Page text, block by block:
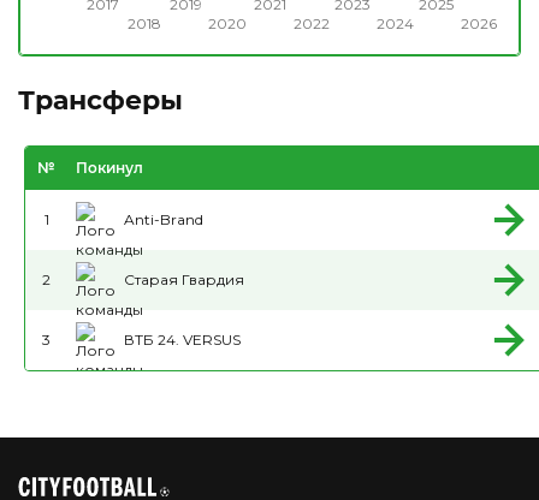
2017
2018
2019
2020
2021
2022
2023
2024
2025
2026
Трансферы
№ Покинул
1 Anti-Brand
2 Старая Гвардия
3 ВТБ 24. VERSUS